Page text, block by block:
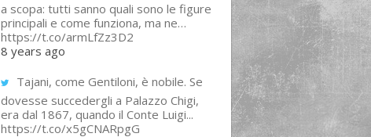
a scopa: tutti sanno quali sono le figure
principali e come funziona, ma ne…
https://t.co/armLfZz3D2
8 years ago
Tajani, come Gentiloni, è nobile. Se
dovesse succedergli a Palazzo Chigi,
era dal 1867, quando il Conte Luigi...
https://t.co/x5gCNARpgG